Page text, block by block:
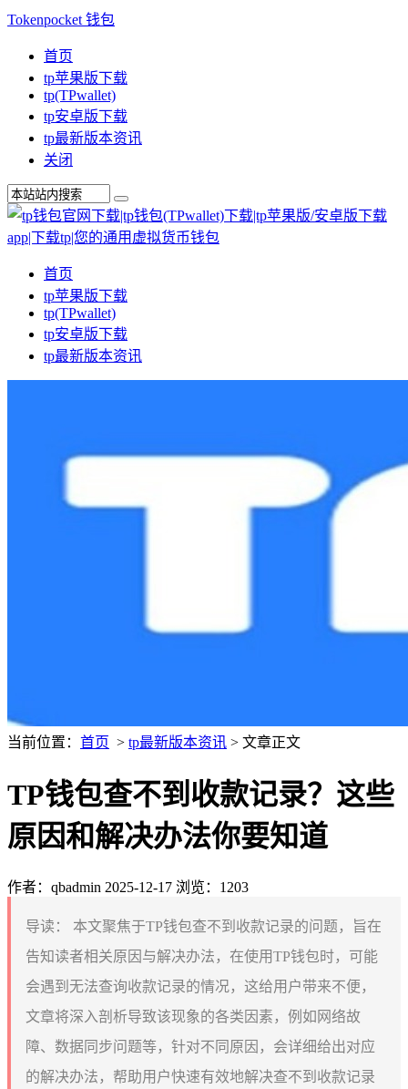
Tokenpocket 钱包
首页
tp苹果版下载
tp(TPwallet)
tp安卓版下载
tp最新版本资讯
关闭
首页
tp苹果版下载
tp(TPwallet)
tp安卓版下载
tp最新版本资讯
当前位置： 首页 > tp最新版本资讯 > 文章正文
TP钱包查不到收款记录？这些
原因和解决办法你要知道
作者：qbadmin 2025-12-17 浏览：1203
导读：
本文聚焦于TP钱包查不到收款记录的问题，旨在
告知读者相关原因与解决办法，在使用TP钱包时，可能
会遇到无法查询收款记录的情况，这给用户带来不便，
文章将深入剖析导致该现象的各类因素，例如网络故
障、数据同步问题等，针对不同原因，会详细给出对应
的解决办法，帮助用户快速有效地解决查不到收款记录